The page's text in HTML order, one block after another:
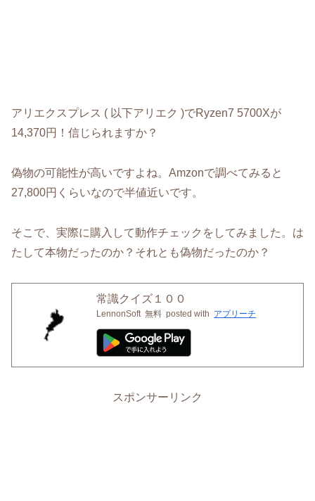
アリエクスプレス ( 以下アリエク )でRyzen7 5700Xが
14,370円！信じられますか？
偽物の可能性が高いですよね。Amzonで調べてみると
27,800円くらいなので半値近いです。
そこで、実際に購入して動作チェックをしてみました。は
たして本物だったのか？それとも偽物だったのか？
常識クイズ１００
LennonSoft 無料 posted with アプリーチ
スポンサーリンク